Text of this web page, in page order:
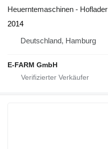
Heuerntemaschinen - Hoflader
2014
Deutschland, Hamburg
E-FARM GmbH